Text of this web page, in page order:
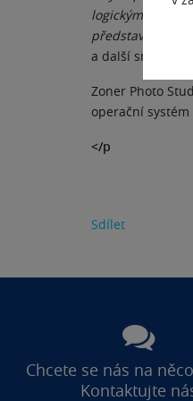
logickým
představit naše
a další
Zoner Photo
operační
</p
Sdílet
Chcete se nás na
Kontaktujte